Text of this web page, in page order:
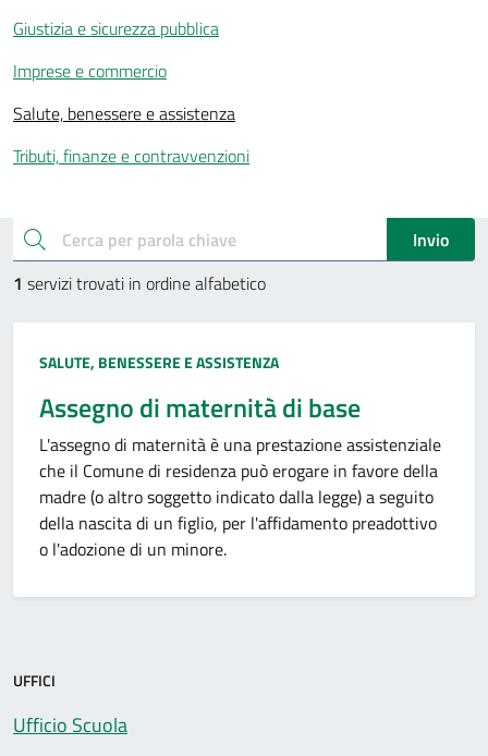
Giustizia e sicurezza pubblica
Imprese e commercio
Salute, benessere e assistenza
Tributi, finanze e contravvenzioni
Esplora tutti i servizi
cerca
Invio
1 servizi trovati in ordine alfabetico
Categoria:
SALUTE, BENESSERE E ASSISTENZA
Assegno di maternità di base
L'assegno di maternità è una prestazione assistenziale
che il Comune di residenza può erogare in favore della
madre (o altro soggetto indicato dalla legge) a seguito
della nascita di un figlio, per l'affidamento preadottivo
o l'adozione di un minore.
UFFICI
Ufficio Scuola